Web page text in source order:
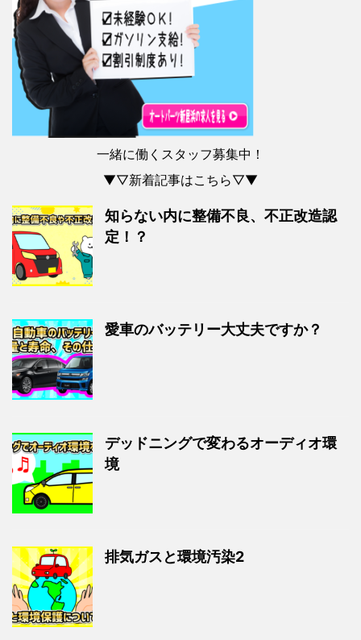
一緒に働くスタッフ募集中！
▼▽新着記事はこちら▽▼
知らない内に整備不良、不正改造認
定！？
愛車のバッテリー大丈夫ですか？
デッドニングで変わるオーディオ環
境
排気ガスと環境汚染2